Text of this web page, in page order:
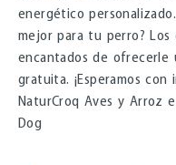
energético
mejor para tu perro? Los
encantados de ofrecerle
gratuita. ¡Esperamos
NaturCroq Aves y Arroz
Dog